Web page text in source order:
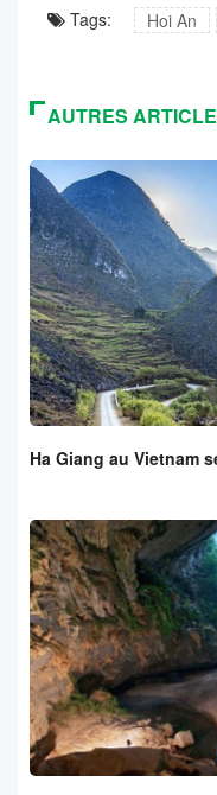
Tags:
Hoi An
AUTRES
Ha Giang au Vietnam